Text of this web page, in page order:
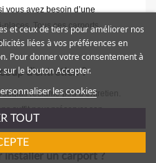
vous avez besoin d’une
Tous ces carports
d'entretien ?
réclame peu d’entretien.
suffit pour préserver son
installer un carport ?
et ceux de tiers pour améliorer nos
liées à vos préférences en
Pour donner votre consentement à
le bouton Accepter.
les cookies
TOUT